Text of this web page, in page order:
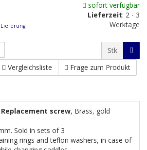
sofort verfügbar
Lieferzeit: 2 - 3
Werktage
Stk
Vergleichsliste Frage zum Produkt
screw, Brass, gold
Sold in sets of 3
rings and teflon washers, in case of